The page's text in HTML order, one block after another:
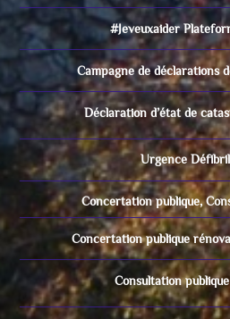
#Jeveuxaider
Campagne de déclarations
Déclaration d’état de
Urgence
Concertation publique,
Concertation publique
Consultation